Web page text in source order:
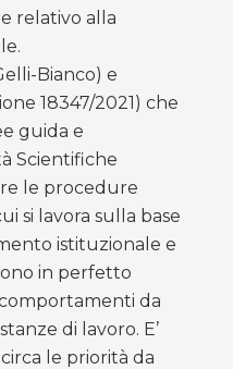
relativo alla
Bianco) e
18347/2021) che
guida e
Scientifiche
le procedure
si lavora sulla base
istituzionale e
in perfetto
da
di lavoro. E’
le priorità da